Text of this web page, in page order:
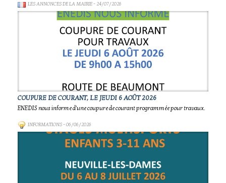
LES ANNONCES DE LA MAIRIE- 24/07/2026
COUPURE DE COURANT, LE JEUDI 6 AOÛT 2026
ENEDIS nous informe d'une coupure de courant programmée pour travaux.
INFORMATIONS- 06/06/2026